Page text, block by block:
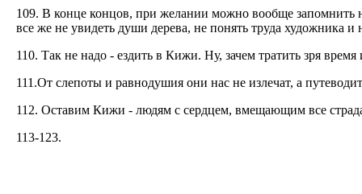
109. В конце концов, при желании можно вообще запомнить
все же не увидеть души дерева, не понять труда художника
110. Так не надо - ездить в Кижи. Ну, зачем тратить зря время
111.От слепоты и равнодушия они нас не излечат, а
112. Оставим Кижи - людям с сердцем, вмещающим все
113-123.